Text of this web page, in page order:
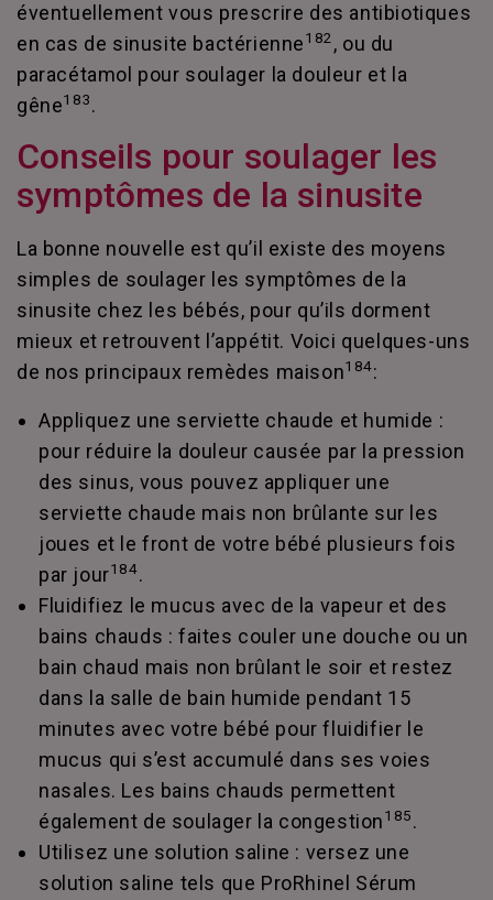
éventuellement vous prescrire des antibiotiques
en cas de sinusite bactérienne182, ou du
paracétamol pour soulager la douleur et la
gêne183.
Conseils pour soulager les
symptômes de la sinusite
La bonne nouvelle est qu’il existe des moyens
simples de soulager les symptômes de la
sinusite chez les bébés, pour qu’ils dorment
mieux et retrouvent l’appétit. Voici quelques-uns
de nos principaux remèdes maison184:
Appliquez une serviette chaude et humide :
pour réduire la douleur causée par la pression
des sinus, vous pouvez appliquer une
serviette chaude mais non brûlante sur les
joues et le front de votre bébé plusieurs fois
par jour184.
Fluidifiez le mucus avec de la vapeur et des
bains chauds : faites couler une douche ou un
bain chaud mais non brûlant le soir et restez
dans la salle de bain humide pendant 15
minutes avec votre bébé pour fluidifier le
mucus qui s’est accumulé dans ses voies
nasales. Les bains chauds permettent
également de soulager la congestion185.
Utilisez une solution saline : versez une
solution saline tels que ProRhinel Sérum